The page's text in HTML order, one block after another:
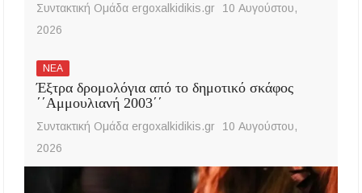
Συντακτική Ομάδα ergoxalkidikis.gr
10 Αυγούστου,
2026
ΝΕΑ
Έξτρα δρομολόγια από το δημοτικό σκάφος
΄΄Αμμουλιανή 2003΄΄
Συντακτική Ομάδα ergoxalkidikis.gr
10 Αυγούστου,
2026